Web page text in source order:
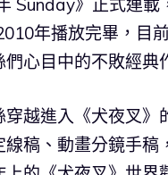
Sunday》正式連
年播放完畢，目
心目中的不敗經典
越進入《犬夜叉
稿、動畫分鏡手